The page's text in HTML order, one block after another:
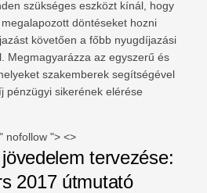
szükséges eszközt kínál, hogy
döntéseket hozni
követően a főbb nyugdíjazási
Megmagyarázza az egyszerű és
szakemberek segítségével
pénzügyi sikerének elérése
nofollow "> <>
tervezése:
2017 útmutató